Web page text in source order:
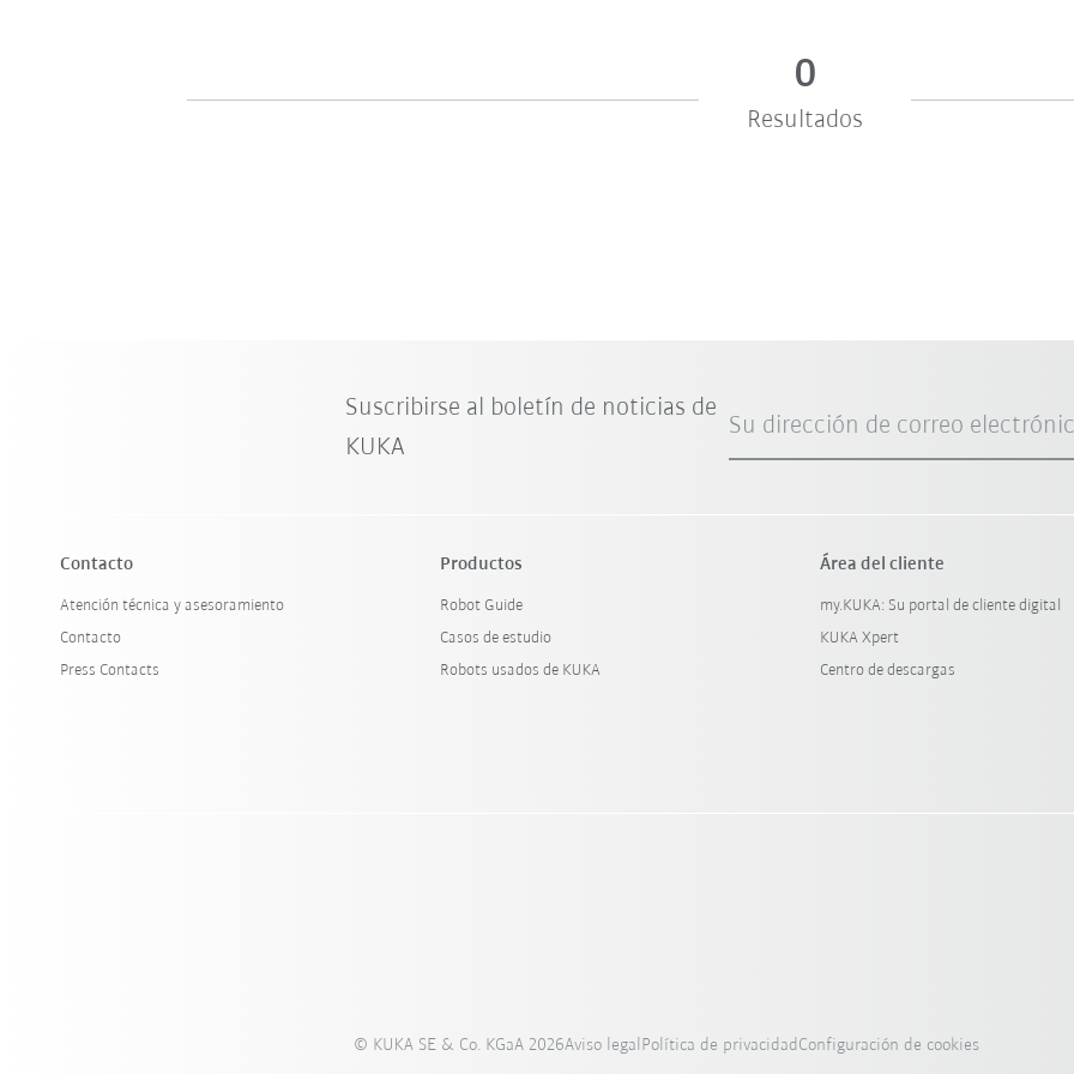
0
Resultados
Suscribirse al boletín de noticias de
KUKA
Su dirección de correo
Contacto
Atención técnica y asesoramiento
Contacto
Press Contacts
Productos
Robot Guide
Casos de estudio
Robots usados de KUKA
Área del cliente
my.KUKA: Su portal de cliente digital
KUKA Xpert
Centro de descargas
© KUKA SE & Co. KGaA 2026Aviso legal Política de privacidad Configuración de cookies